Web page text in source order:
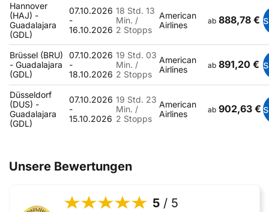
Hannover
(HAJ) -
Guadalajara
(GDL)
07.10.2026
-
16.10.2026
18 Std. 13
Min. /
2 Stopps
American
Airlines
ab 888,78 €
Brüssel (BRU)
- Guadalajara
(GDL)
07.10.2026
-
18.10.2026
19 Std. 03
Min. /
2 Stopps
American
Airlines
ab 891,20 €
Düsseldorf
(DUS) -
Guadalajara
(GDL)
07.10.2026
-
15.10.2026
19 Std. 23
Min. /
2 Stopps
American
Airlines
ab 902,63 €
Unsere Bewertungen
5 / 5